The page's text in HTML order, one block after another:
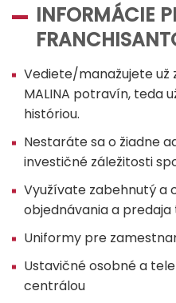
INFORMÁCIE
Vediete/manažujete už
MALINA potravín, teda
históriou.
Nestaráte sa o žiadne
investičné záležitosti
Využívate zabehnutý a
objednávania a predaja
Uniformy pre
Ustavičné osobné a
centrálou